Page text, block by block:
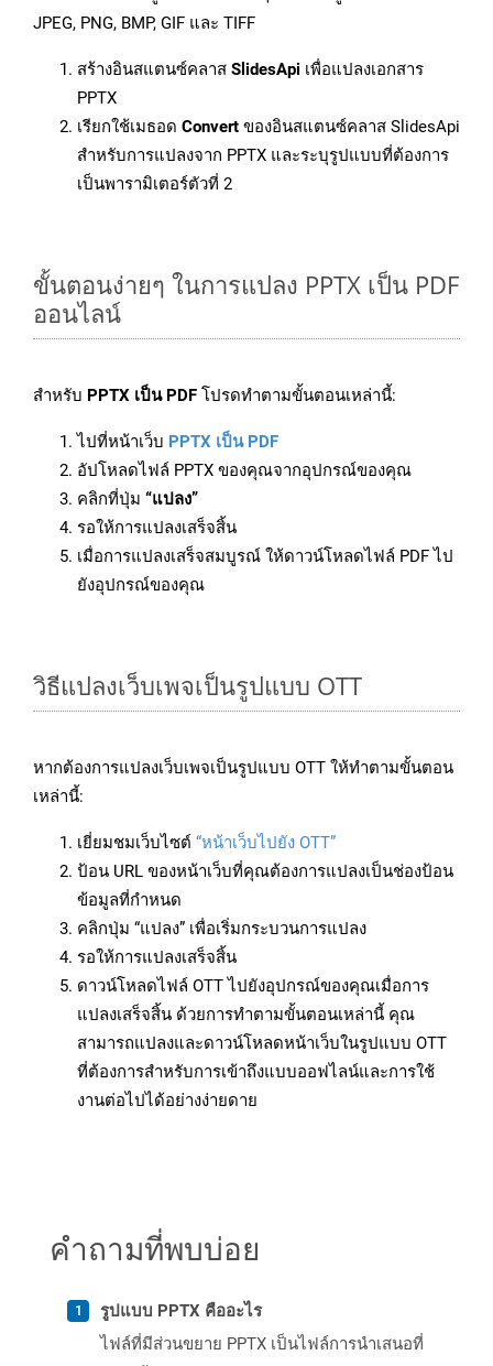
JPEG, PNG, BMP, GIF และ TIFF
สร้างอินสแตนซ์คลาส SlidesApi เพื่อแปลงเอกสาร
PPTX
เรียกใช้เมธอด Convert ของอินสแตนซ์คลาส SlidesApi
สำหรับการแปลงจาก PPTX และระบุรูปแบบที่ต้องการ
เป็นพารามิเตอร์ตัวที่ 2
ขั้นตอนง่ายๆ ในการแปลง PPTX เป็น PDF
ออนไลน์
สำหรับ PPTX เป็น PDF โปรดทำตามขั้นตอนเหล่านี้:
ไปที่หน้าเว็บ PPTX เป็น PDF
อัปโหลดไฟล์ PPTX ของคุณจากอุปกรณ์ของคุณ
คลิกที่ปุ่ม “แปลง”
รอให้การแปลงเสร็จสิ้น
เมื่อการแปลงเสร็จสมบูรณ์ ให้ดาวน์โหลดไฟล์ PDF ไป
ยังอุปกรณ์ของคุณ
วิธีแปลงเว็บเพจเป็นรูปแบบ OTT
หากต้องการแปลงเว็บเพจเป็นรูปแบบ OTT ให้ทำตามขั้นตอน
เหล่านี้:
เยี่ยมชมเว็บไซต์ “หน้าเว็บไปยัง OTT”
ป้อน URL ของหน้าเว็บที่คุณต้องการแปลงเป็นช่องป้อน
ข้อมูลที่กำหนด
คลิกปุ่ม “แปลง” เพื่อเริ่มกระบวนการแปลง
รอให้การแปลงเสร็จสิ้น
ดาวน์โหลดไฟล์ OTT ไปยังอุปกรณ์ของคุณเมื่อการ
แปลงเสร็จสิ้น ด้วยการทำตามขั้นตอนเหล่านี้ คุณ
สามารถแปลงและดาวน์โหลดหน้าเว็บในรูปแบบ OTT
ที่ต้องการสำหรับการเข้าถึงแบบออฟไลน์และการใช้
งานต่อไปได้อย่างง่ายดาย
คำถามที่พบบ่อย
รูปแบบ PPTX คืออะไร
ไฟล์ที่มีส่วนขยาย PPTX เป็นไฟล์การนำเสนอที่